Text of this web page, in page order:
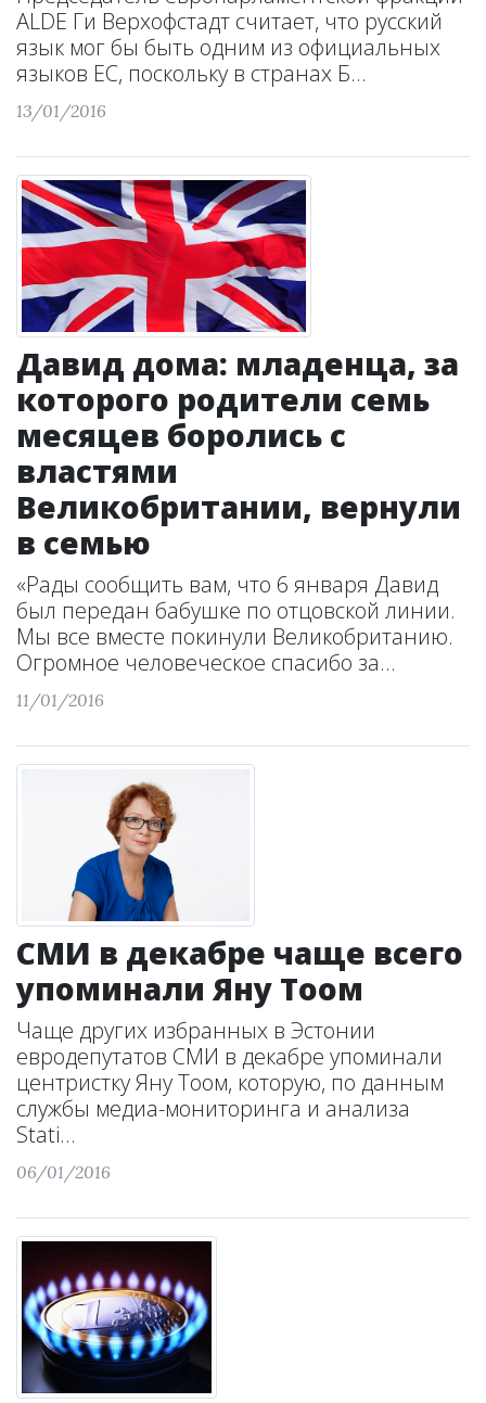
ALDE Ги Верхофстадт считает, что русский
язык мог бы быть одним из официальных
языков ЕС, поскольку в странах Б...
13/01/2016
Давид дома: младенца, за
которого родители семь
месяцев боролись с
властями
Великобритании, вернули
в семью
«Рады сообщить вам, что 6 января Давид
был передан бабушке по отцовской линии.
Мы все вместе покинули Великобританию.
Огромное человеческое спасибо за...
11/01/2016
СМИ в декабре чаще всего
упоминали Яну Тоом
Чаще других избранных в Эстонии
евродепутатов СМИ в декабре упоминали
центристку Яну Тоом, которую, по данным
службы медиа-мониторинга и анализа
Stati...
06/01/2016